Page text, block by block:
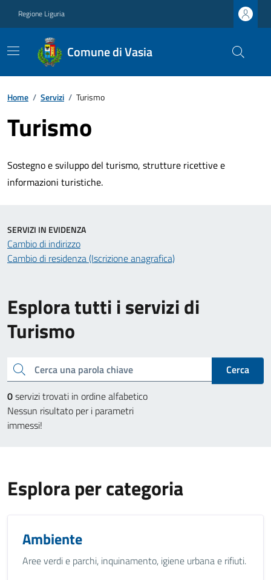
Regione Liguria
Comune di Vasia
Home / Servizi / Turismo
Turismo
Sostegno e sviluppo del turismo, strutture ricettive e
informazioni turistiche.
Esplora tutti i servizi di
Turismo
Cerca una parola chiave
Cerca
0servizi trovati in ordine alfabetico
Nessun risultato per i parametri
immessi!
SERVIZI IN EVIDENZA
Cambio di indirizzo
Cambio di residenza (Iscrizione anagrafica)
Esplora per categoria
Ambiente
Aree verdi e parchi, inquinamento, igiene urbana e rifiuti.